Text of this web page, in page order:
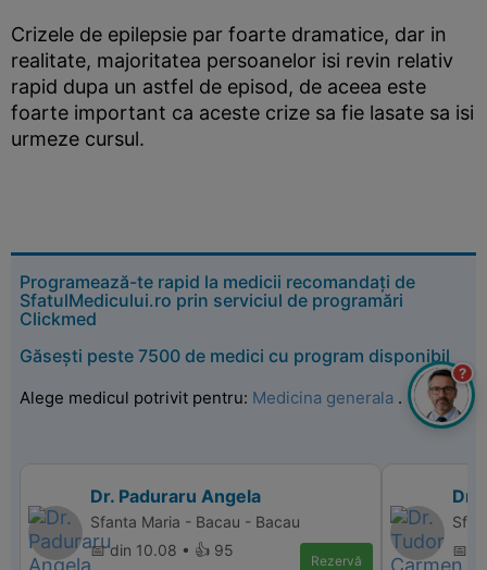
Crizele de epilepsie par foarte dramatice, dar in
realitate, majoritatea persoanelor isi revin relativ
rapid dupa un astfel de episod, de aceea este
foarte important ca aceste crize sa fie lasate sa isi
urmeze cursul.
Programează-te rapid la medicii recomandați de
SfatulMedicului.ro prin serviciul de programări
Clickmed
Găsești peste 7500 de medici cu program disponibil
Alege medicul potrivit pentru: Medicina generala .
Dr. Paduraru Angela
Sfanta Maria - Bacau - Bacau
📅 din 10.08 • 👍 95
Rezervă
Dr.
📅
?